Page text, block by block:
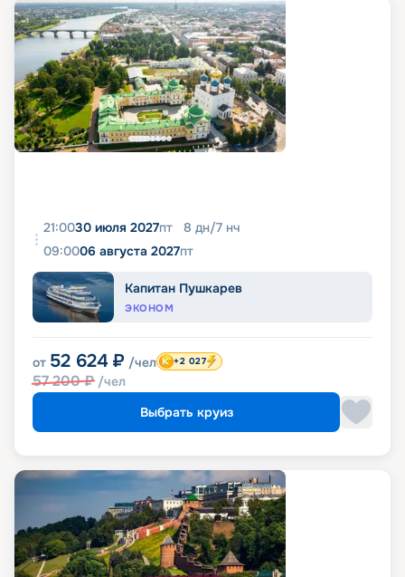
21:0030 июля 2027пт 8 дн/7 нч
09:0006 августа 2027пт
Капитан Пушкарев
ЭКОНОМ
от 52 624 ₽ /чел
57 200₽ /чел
+2 027
Выбрать круиз